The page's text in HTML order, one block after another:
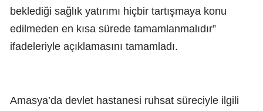
beklediği sağlık yatırımı hiçbir tartışmaya konu
edilmeden en kısa sürede tamamlanmalıdır”
ifadeleriyle açıklamasını tamamladı.
Amasya’da devlet hastanesi ruhsat süreciyle ilgili